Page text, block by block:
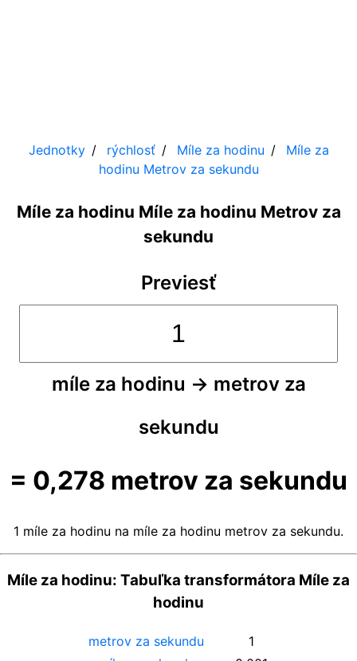
Jednotky rýchlosť Míle za hodinu
Míle za
hodinu Metrov za sekundu
Míle za hodinu Míle za hodinu Metrov za
sekundu
Previesť
míle za hodinu → metrov za
sekundu
= 0,278 metrov za sekundu
1 míle za hodinu na míle za hodinu metrov za sekundu.
Míle za hodinu: Tabuľka transformátora Míle za
hodinu
metrov za sekundu
1